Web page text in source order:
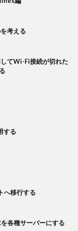
考える
てWi-Fi接続が切れた
する
へ移行する
各種サーバーにする